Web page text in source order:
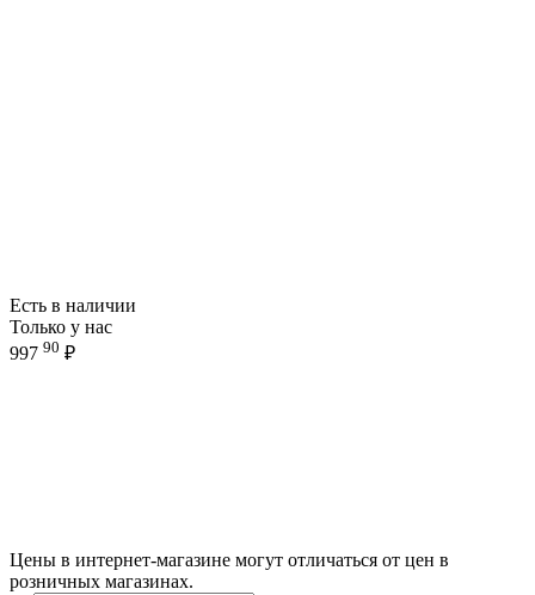
Есть в наличии
Только у нас
997 90 ₽
Цены в интернет-магазине могут отличаться от цен в
розничных магазинах.